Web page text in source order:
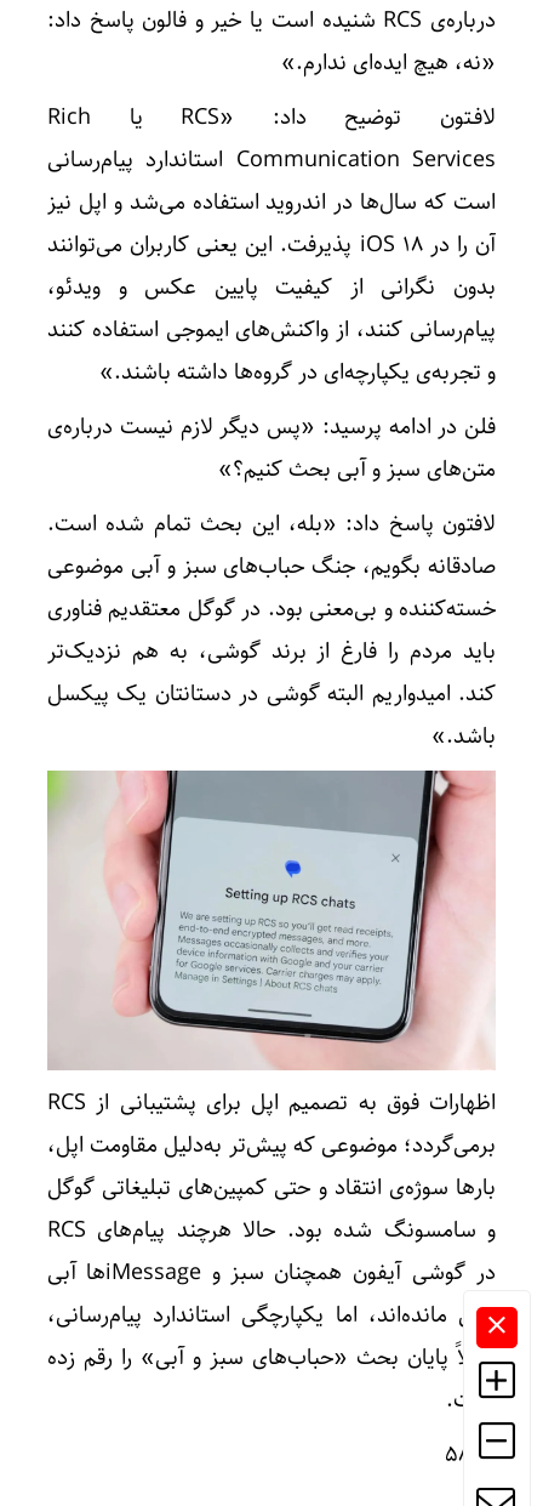
درباره‌ی RCS شنیده است یا خیر و فالون پاسخ داد:
«نه، هیچ ایده‌ای ندارم.»
لافـتون توضیح داد: «RCS یا Rich
Communication Services استاندارد پیام‌رسانی
است که سال‌ها در اندروید استفاده می‌شد و اپل نیز
آن را در iOS ۱۸ پذیرفت. این یعنی کاربران می‌توانند
بدون نگرانی از کیفیت پایین عکس و ویدئو،
پیام‌رسانی کنند، از واکنش‌های ایموجی استفاده کنند
و تجربه‌ی یکپارچه‌ای در گروه‌ها داشته باشند.»
فلن در ادامه پرسید: «پس دیگر لازم نیست درباره‌ی
متن‌های سبز و آبی بحث کنیم؟»
لافتون پاسخ داد: «بله، این بحث تمام شده است.
صادقانه بگویم، جنگ حباب‌های سبز و آبی موضوعی
خسته‌کننده و بی‌معنی بود. در گوگل معتقدیم فناوری
باید مردم را فارغ از برند گوشی، به هم نزدیک‌تر
کند. امیدواریم البته گوشی در دستانتان یک پیکسل
باشد.»
اظهارات فوق به تصمیم اپل برای پشتیبانی از RCS
برمی‌گردد؛ موضوعی که پیش‌تر به‌دلیل مقاومت اپل،
بارها سوژه‌ی انتقاد و حتی کمپین‌های تبلیغاتی گوگل
و سامسونگ شده بود. حالا هرچند پیام‌های RCS
در گوشی آیفون همچنان سبز و iMessageها آبی
باقی مانده‌اند، اما یکپارچگی استاندارد پیام‌رسانی،
عملاً پایان بحث «حباب‌های سبز و آبی» را رقم زده
است.
۵۸۵۸